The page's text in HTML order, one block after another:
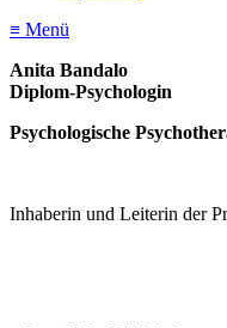
≡ Menü
Anita Bandalo
Diplom-Psychologin
Psychologische
Inhaberin und Leiterin der